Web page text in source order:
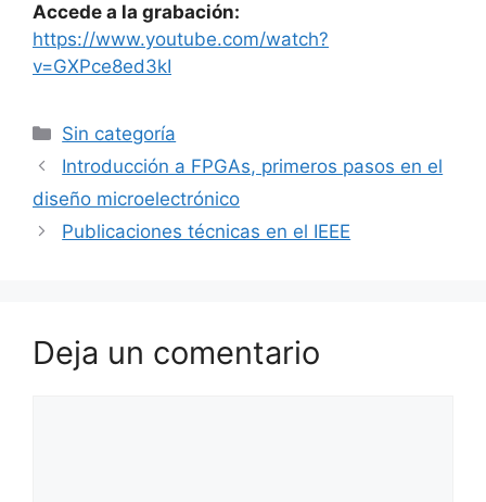
Accede a la grabación:
https://www.youtube.com/watch?
v=GXPce8ed3kI
Categorías
Sin categoría
Introducción a FPGAs, primeros pasos en el
diseño microelectrónico
Publicaciones técnicas en el IEEE
Deja un comentario